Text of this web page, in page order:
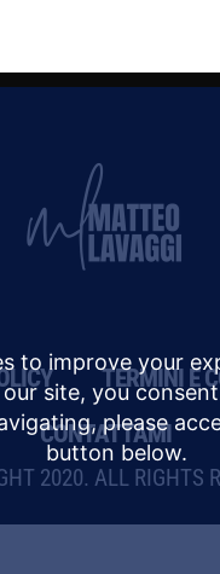
TERMINI E
CONTATTAMI
2020. ALL RIGHTS